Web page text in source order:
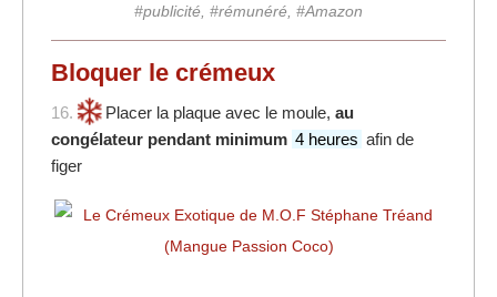
#publicité, #rémunéré, #Amazon
Bloquer le crémeux
16. Placer la plaque avec le moule, au
congélateur pendant minimum 4 heures afin de
figer